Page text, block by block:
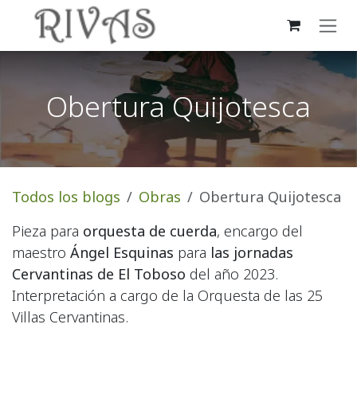
Ir al contenido
Obertura Quijotesca
Todos los blogs Obras
Obertura Quijotesca
Pieza para orquesta de cuerda, encargo del
maestro Ángel Esquinas para las jornadas
Cervantinas de El Toboso del año 2023.
Interpretación a cargo de la Orquesta de las 25
Villas Cervantinas.